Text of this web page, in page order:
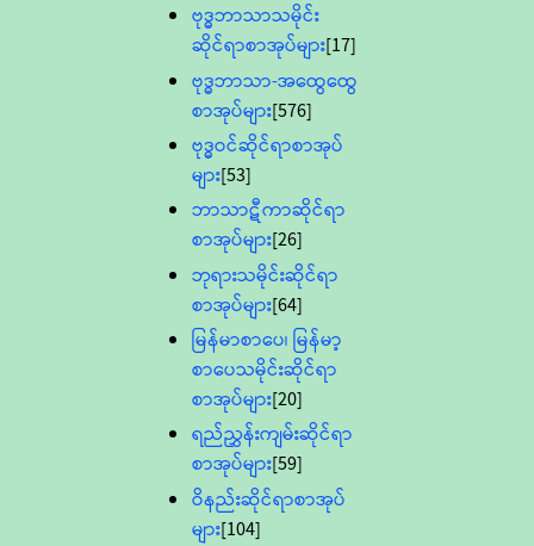
ဗုဒ္ဓဘာသာသမိုင်း
ဆိုင်ရာစာအုပ်များ[17]
ဗုဒ္ဓဘာသာ-အထွေထွေ
စာအုပ်များ[576]
ဗုဒ္ဓဝင်ဆိုင်ရာစာအုပ်
များ[53]
ဘာသာဋီကာဆိုင်ရာ
စာအုပ်များ[26]
ဘုရားသမိုင်းဆိုင်ရာ
စာအုပ်များ[64]
မြန်မာစာပေ၊ မြန်မာ့
စာပေသမိုင်းဆိုင်ရာ
စာအုပ်များ[20]
ရည်ညွှန်းကျမ်းဆိုင်ရာ
စာအုပ်များ[59]
ဝိနည်းဆိုင်ရာစာအုပ်
များ[104]